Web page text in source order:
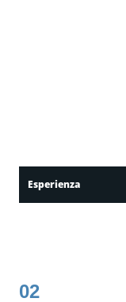
Esperienza
02